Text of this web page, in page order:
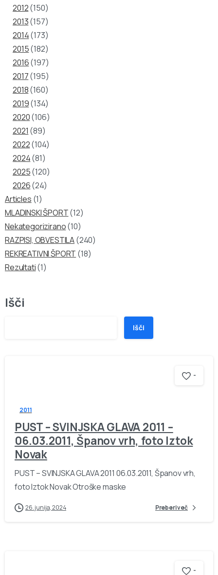
2012(150)
2013(157)
2014(173)
2015(182)
2016(197)
2017(195)
2018(160)
2019(134)
2020(106)
2021 (89)
2022(104)
2024(81)
2025(120)
2026(24)
Articles (1)
MLADINSKI ŠPORT(12)
Nekategorizirano(10)
RAZPISI, OBVESTILA(240)
REKREATIVNI ŠPORT (18)
Rezultati(1)
Išči
Išči
-
2011
PUST – SVINJSKA GLAVA 2011 –
06.03.2011, Španov vrh, foto Iztok
Novak
PUST – SVINJSKA GLAVA 2011 06.03.2011, Španov vrh,
foto Iztok Novak Otroške maske
26. junija, 2024 Preberi več
-